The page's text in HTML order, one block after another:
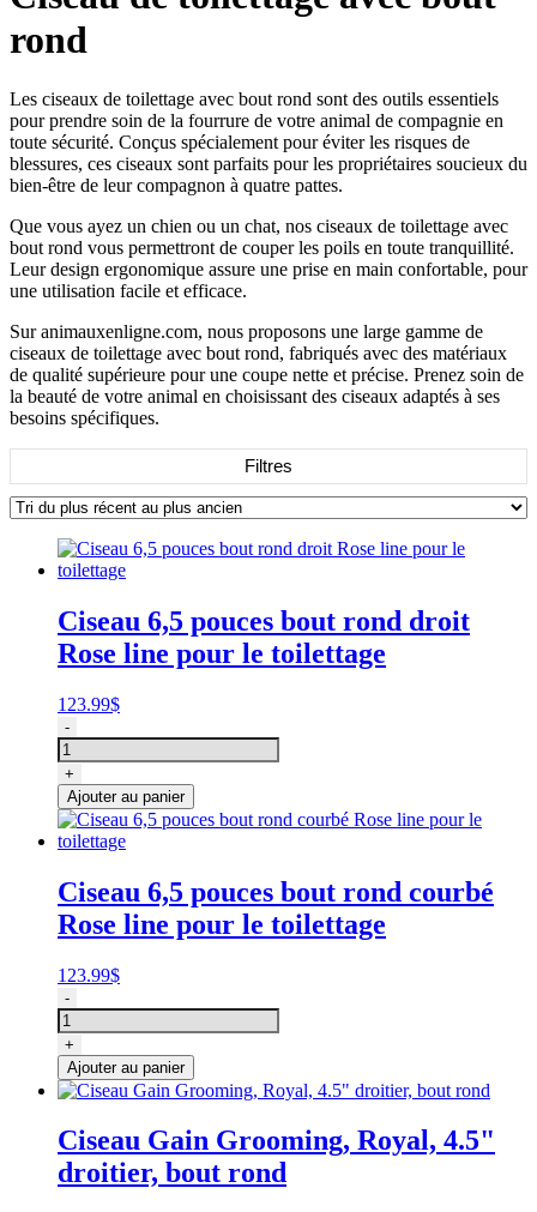
rond
Les ciseaux de toilettage avec bout rond sont des outils essentiels
pour prendre soin de la fourrure de votre animal de compagnie en
toute sécurité. Conçus spécialement pour éviter les risques de
blessures, ces ciseaux sont parfaits pour les propriétaires soucieux du
bien-être de leur compagnon à quatre pattes.
Que vous ayez un chien ou un chat, nos ciseaux de toilettage avec
bout rond vous permettront de couper les poils en toute tranquillité.
Leur design ergonomique assure une prise en main confortable, pour
une utilisation facile et efficace.
Sur animauxenligne.com, nous proposons une large gamme de
ciseaux de toilettage avec bout rond, fabriqués avec des matériaux
de qualité supérieure pour une coupe nette et précise. Prenez soin de
la beauté de votre animal en choisissant des ciseaux adaptés à ses
besoins spécifiques.
Filtres
Ciseau 6,5 pouces bout rond droit
Rose line pour le toilettage
123.99$
quantité
de
Ciseau
6,5
pouces
bout
rond
Rose
line
pour
toilettage
-
+
Ajouter au panier
Ciseau 6,5 pouces bout rond courbé
Rose line pour le toilettage
123.99$
quantité
de
Ciseau
6,5
pouces
bout
rond
courbé
Rose
line
-
+
Ajouter au panier
Ciseau Gain Grooming, Royal, 4.5"
droitier, bout rond